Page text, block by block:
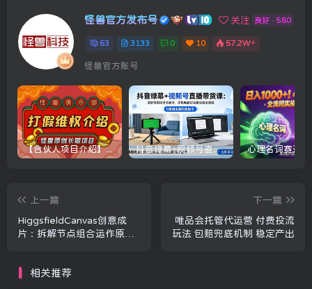
怪兽官方发布号 关注 良好 · 580
63 3133 0 10 57.2W+
怪兽官方账号
【合伙人项目介绍】打假维权项目介绍 抖音绿幕+视频号直播带货课：居家照着稿子念起号，手机电脑双场景搭建全流程
上一篇
HiggsfieldCanvas创意成
片：拆解节点组合运作原
下一篇
唯品会托管代运营 付费投流
玩法 包赔兜底机制 稳定产出
相关推荐